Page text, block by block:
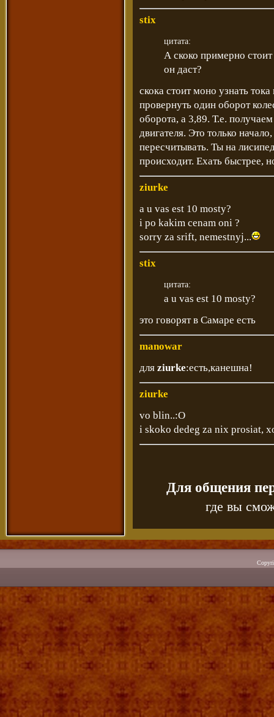
stix
цитата:
А скоко примерно
он даст?
скока стоит моно узнать
провернуть один оборот
оборота, а 3,89. Т.е.
двигателя. Это только
пересчитывать. Ты на
происходит. Ехать быстрее,
ziurke
a u vas est 10 mosty?
i po kakim cenam oni ?
sorry za srift, nemestnyj...
stix
цитата:
a u vas est 10 mosty?
это говорят в Самаре есть
manowar
для ziurke:есть,канешна!
ziurke
vo blin..:O
i skoko dedeg za nix prosiat,
Для общения
где вы